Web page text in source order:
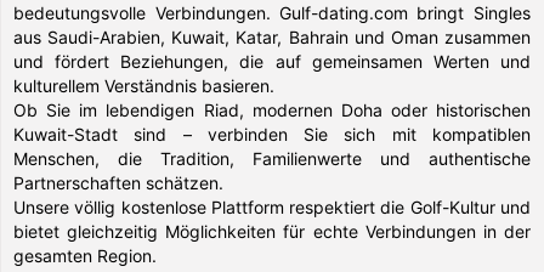
bedeutungsvolle Verbindungen. Gulf-dating.com bringt Singles
aus Saudi-Arabien, Kuwait, Katar, Bahrain und Oman zusammen
und fördert Beziehungen, die auf gemeinsamen Werten und
kulturellem Verständnis basieren.
Ob Sie im lebendigen Riad, modernen Doha oder historischen
Kuwait-Stadt sind – verbinden Sie sich mit kompatiblen
Menschen, die Tradition, Familienwerte und authentische
Partnerschaften schätzen.
Unsere völlig kostenlose Plattform respektiert die Golf-Kultur und
bietet gleichzeitig Möglichkeiten für echte Verbindungen in der
gesamten Region.